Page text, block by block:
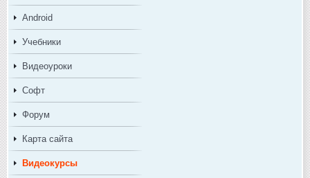
Android
Учебники
Видеоуроки
Софт
Форум
Карта сайта
Видеокурсы